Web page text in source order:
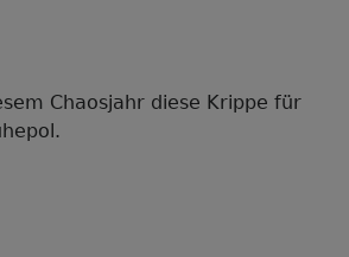
Chaosjahr diese Krippe für